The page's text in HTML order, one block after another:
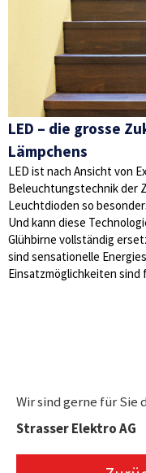
LED – die grosse
Lämpchens
LED ist nach Ansicht von
Beleuchtungstechnik der
Leuchtdioden so
Und kann diese
Glühbirne vollständig
sind sensationelle
Einsatzmöglichkeiten
Wir sind gerne für Sie
Strasser Elektro AG